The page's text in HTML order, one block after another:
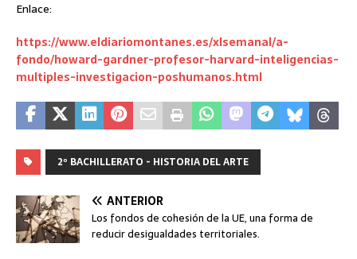
Enlace:
https://www.eldiariomontanes.es/xlsemanal/a-
fondo/howard-gardner-profesor-harvard-inteligencias-
multiples-investigacion-poshumanos.html
2º BACHILLERATO - HISTORIA DEL ARTE
ANTERIOR
Los fondos de cohesión de la UE, una forma de
reducir desigualdades territoriales.